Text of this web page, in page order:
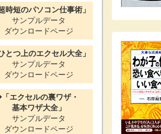
時短のパソコン仕事術」
サンプルデータ
ダウンロードページ
とつ上のエクセル大全」
サンプルデータ
ダウンロードページ
エクセルの裏ワザ・
基本ワザ大全」
サンプルデータ
ダウンロードページ